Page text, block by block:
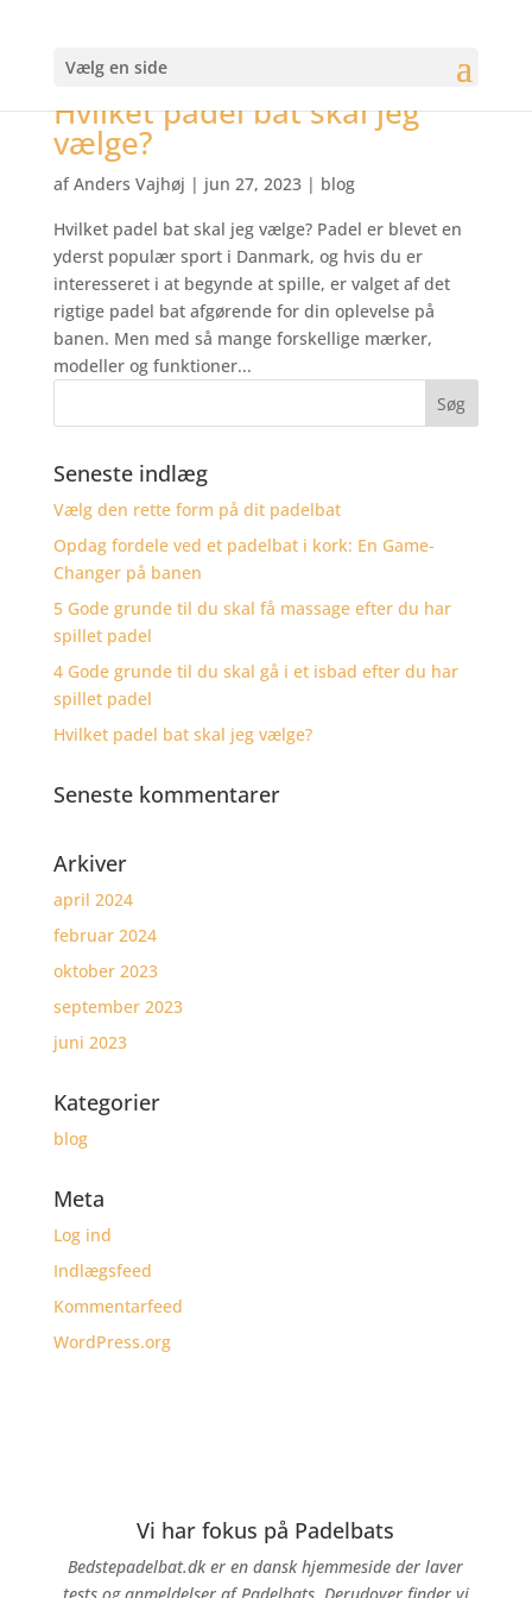
Vælg en side
Hvilket padel bat skal jeg
vælge?
afAnders Vajhøj | jun 27, 2023| blog
Hvilket padel bat skal jeg vælge? Padel er blevet en
yderst populær sport i Danmark, og hvis du er
interesseret i at begynde at spille, er valget af det
rigtige padel bat afgørende for din oplevelse på
banen. Men med så mange forskellige mærker,
modeller og funktioner...
Seneste indlæg
Vælg den rette form på dit padelbat
Opdag fordele ved et padelbat i kork: En Game-
Changer på banen
5 Gode grunde til du skal få massage efter du har
spillet padel
4 Gode grunde til du skal gå i et isbad efter du har
spillet padel
Hvilket padel bat skal jeg vælge?
Seneste kommentarer
Arkiver
april 2024
februar 2024
oktober 2023
september 2023
juni 2023
Kategorier
blog
Meta
Log ind
Indlægsfeed
Kommentarfeed
WordPress.org
Vi har fokus på Padelbats
Bedstepadelbat.dk er en dansk hjemmeside der laver